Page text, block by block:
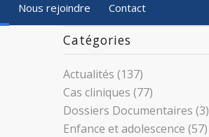
Nous rejoindre Contact
Catégories
Actualités (137)
Cas cliniques (77)
Dossiers Documentaires (3)
Enfance et adolescence (57)